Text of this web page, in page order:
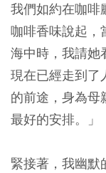
我們如約在咖啡
咖啡香味說起，
海中時，我請她
現在已經走到了
的前途，身為母
最好的安排。」
緊接著，我幽默